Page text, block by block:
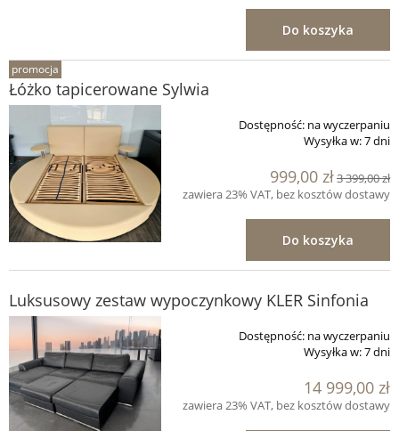
Do koszyka
Łóżko tapicerowane Sylwia
Dostępność: na wyczerpaniu
Wysyłka w:7 dni
999,00 zł3 399,00 zł
zawiera 23% VAT, bez kosztów dostawy
Do koszyka
promocja
Luksusowy zestaw wypoczynkowy KLER Sinfonia
Dostępność: na wyczerpaniu
Wysyłka w:7 dni
14 999,00 zł
zawiera 23% VAT, bez kosztów dostawy